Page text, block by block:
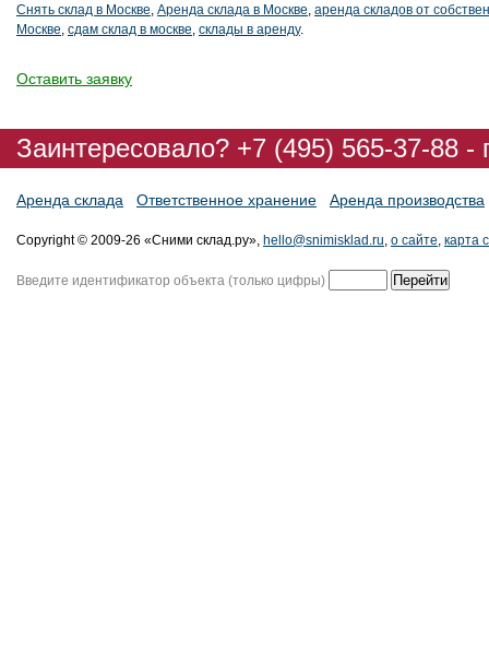
Снять склад в Москве, Аренда склада в Москве, аренда складов от
Москве, сдам склад в москве, склады в аренду.
Оставить заявку
Заинтересовало? +7 (495) 565-37-88
Аренда склада Ответственное хранение Аренда производства
Copyright © 2009-26 «Сними склад.ру», hello@snimisklad.ru, о сайте, карта
Введите идентификатор объекта (только цифры)